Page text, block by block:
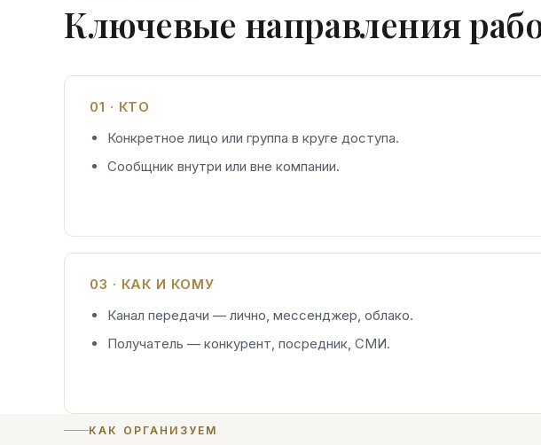
Ключевые направления
01 · КТО
Конкретное лицо или группа в круге доступа.
Сообщник внутри или вне компании.
03 · КАК И КОМУ
Канал передачи — лично, мессенджер, облако.
Получатель — конкурент, посредник, СМИ.
КАК ОРГАНИЗУЕМ